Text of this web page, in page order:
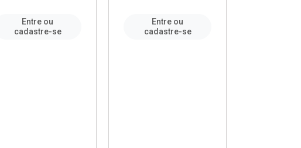
Entre ou
cadastre-se
Entre ou
cadastre-se